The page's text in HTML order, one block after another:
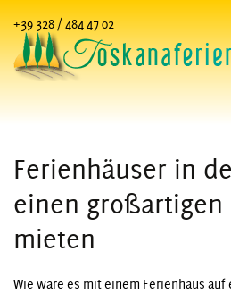
+39 328 / 484 47 02
Ferienhäuser in
einen großartigen
mieten
Wie wäre es mit einem Ferienhaus auf